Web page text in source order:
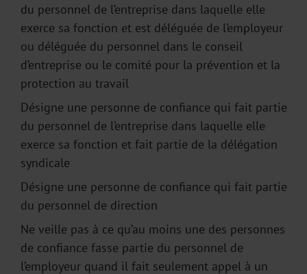
du personnel de l’entreprise dans laquelle elle
exerce sa fonction et est déléguée de l’employeur
ou déléguée du personnel dans le conseil
d’entreprise ou le comité pour la prévention et la
protection au travail
Désigne une personne de confiance qui fait partie
du personnel de l’entreprise dans laquelle elle
exerce sa fonction et fait partie de la délégation
syndicale
Désigne une personne de confiance qui fait partie
du personnel de direction
Ne veille pas à ce qu’au moins une des personnes
de confiance fasse partie du personnel de
l’employeur quand il fait seulement appel à un